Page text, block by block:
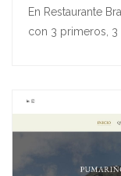
En Restaurante
con 3 primeros, 3